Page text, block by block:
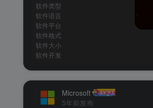
软件类型
软件语言
软件平台
软件格式
软件大小
软件开发
Microsoft
5年前发布